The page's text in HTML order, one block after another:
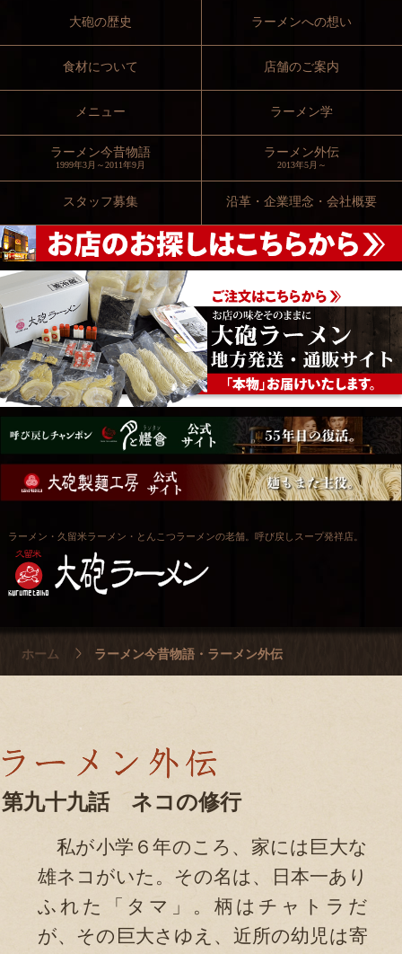
大砲の歴史 ラーメンへの想い
食材について 店舗のご案内
メニュー ラーメン学
ラーメン今昔物語
1999年3月～2011年9月
ラーメン外伝
2013年5月～
スタッフ募集 沿革・企業理念・会社概要
ラーメン・久留米ラーメン・とんこつラーメンの老舗。呼び戻しスープ発祥店。
ホーム ラーメン今昔物語・ラーメン外伝
第九十九話 ネコの修行
私が小学６年のころ、家には巨大な
雄ネコがいた。その名は、日本一あり
ふれた「タマ」。柄はチャトラだ
が、その巨大さゆえ、近所の幼児は寄